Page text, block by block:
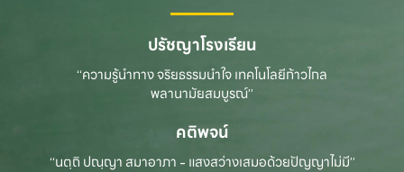
ปรัชญาโรงเรียน
“ความรู้นำทาง จริยธรรมนำใจ เทคโนโลยีก้าวไกล
พลานามัยสมบูรณ์”
คติพจน์
“นตฺถิ ปณฺญา สมาอาภา - แสงสว่างเสมอด้วยปัญญาไม่มี”